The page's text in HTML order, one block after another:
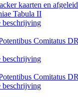
kaarten en
Tabula II
beschrijving
Comitatus
beschrijving
Comitatus
beschrijving